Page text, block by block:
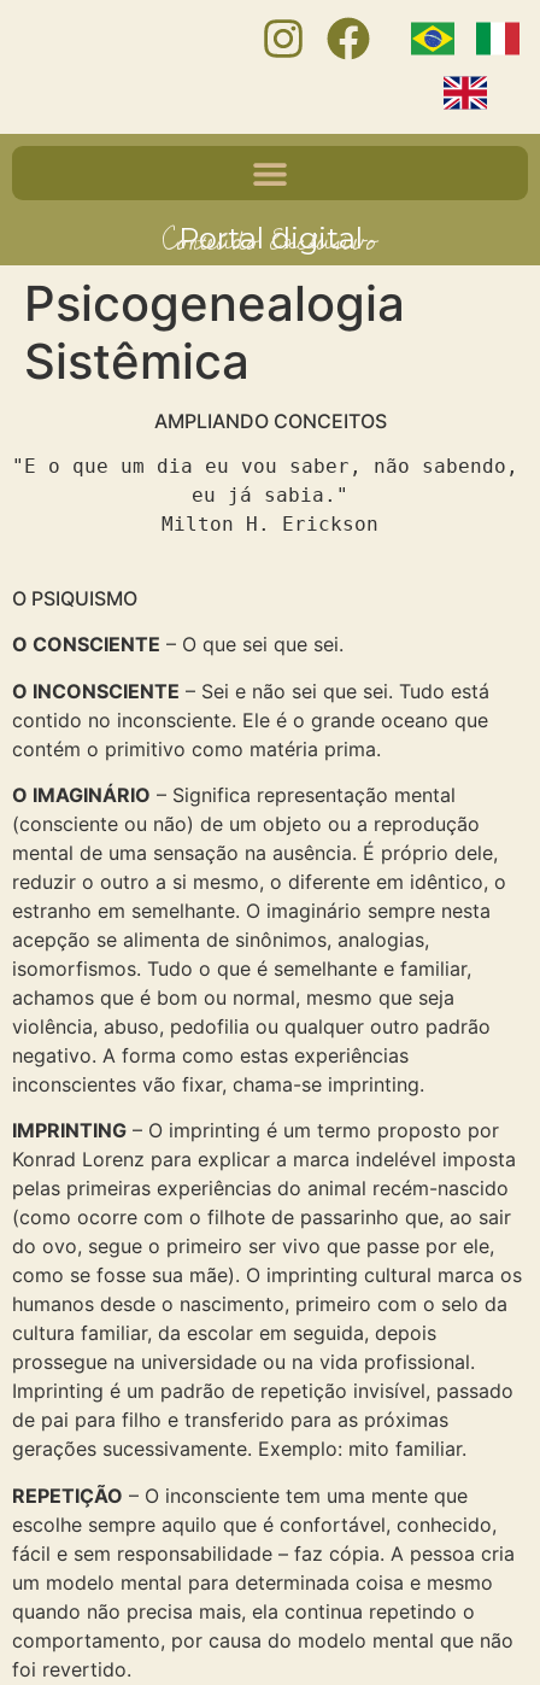
Portal digital
Conteúdo Exclusivo
Psicogenealogia
Sistêmica
AMPLIANDO CONCEITOS
"E o que um dia eu vou saber, não sabendo,
eu já sabia."
Milton H. Erickson
O PSIQUISMO
O CONSCIENTE – O que sei que sei.
O INCONSCIENTE – Sei e não sei que sei. Tudo está
contido no inconsciente. Ele é o grande oceano que
contém o primitivo como matéria prima.
O IMAGINÁRIO – Significa representação mental
(consciente ou não) de um objeto ou a reprodução
mental de uma sensação na ausência. É próprio dele,
reduzir o outro a si mesmo, o diferente em idêntico, o
estranho em semelhante. O imaginário sempre nesta
acepção se alimenta de sinônimos, analogias,
isomorfismos. Tudo o que é semelhante e familiar,
achamos que é bom ou normal, mesmo que seja
violência, abuso, pedofilia ou qualquer outro padrão
negativo. A forma como estas experiências
inconscientes vão fixar, chama-se imprinting.
IMPRINTING – O imprinting é um termo proposto por
Konrad Lorenz para explicar a marca indelével imposta
pelas primeiras experiências do animal recém-nascido
(como ocorre com o filhote de passarinho que, ao sair
do ovo, segue o primeiro ser vivo que passe por ele,
como se fosse sua mãe). O imprinting cultural marca os
humanos desde o nascimento, primeiro com o selo da
cultura familiar, da escolar em seguida, depois
prossegue na universidade ou na vida profissional.
Imprinting é um padrão de repetição invisível, passado
de pai para filho e transferido para as próximas
gerações sucessivamente. Exemplo: mito familiar.
REPETIÇÃO – O inconsciente tem uma mente que
escolhe sempre aquilo que é confortável, conhecido,
fácil e sem responsabilidade – faz cópia. A pessoa cria
um modelo mental para determinada coisa e mesmo
quando não precisa mais, ela continua repetindo o
comportamento, por causa do modelo mental que não
foi revertido.